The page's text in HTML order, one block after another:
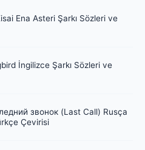
Ena Asteri Şarkı Sözleri ve
İngilizce Şarkı Sözleri ve
звонок (Last Call) Rusça
Çevirisi